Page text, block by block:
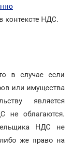
в контексте НДС.
в случае если
или имущества
является
не облагаются.
НДС не
же право на